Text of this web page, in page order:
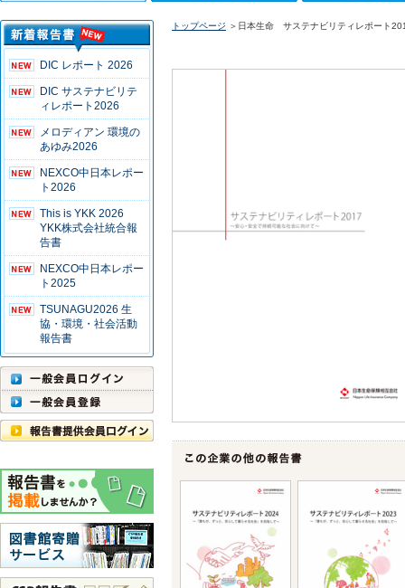
DIC レポート 2026
DIC サステナビリテ
ィレポート2026
メロディアン 環境の
あゆみ2026
NEXCO中日本レポー
ト2026
This is YKK 2026
YKK株式会社統合報
告書
NEXCO中日本レポー
ト2025
TSUNAGU2026 生
協・環境・社会活動
報告書
トップページ ＞日本生命 サステナビリティレポート